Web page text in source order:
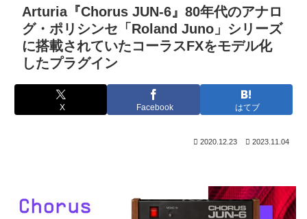
Arturia『Chorus JUN-6』80年代のアナロ
グ・ポリシンセ「Roland Juno」シリーズ
に搭載されていたコーラスFXをモデル化
したプラグイン
X Facebook はてブ
2020.12.23 2023.11.04